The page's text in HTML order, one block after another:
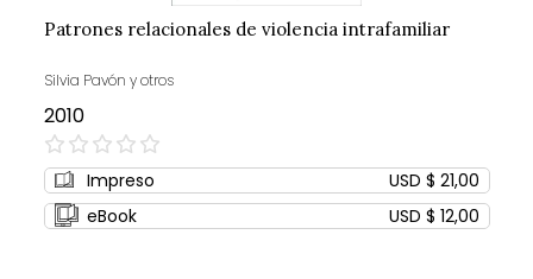
Patrones relacionales de violencia intrafamiliar
Silvia Pavón y otros
2010
0%
Impreso
USD $ 21,00
eBook
USD $ 12,00